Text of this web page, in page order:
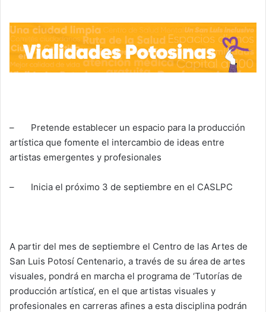
– Pretende establecer un espacio para la producción
artística que fomente el intercambio de ideas entre
artistas emergentes y profesionales
– Inicia el próximo 3 de septiembre en el CASLPC
A partir del mes de septiembre el Centro de las Artes de
San Luis Potosí Centenario, a través de su área de artes
visuales, pondrá en marcha el programa de ‘Tutorías de
producción artística‘, en el que artistas visuales y
profesionales en carreras afines a esta disciplina podrán